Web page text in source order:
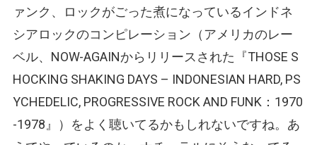
ァンク、ロックがごった煮になっているインドネ
シアロックのコンピレーション（アメリカのレー
ベル、NOW-AGAINからリリースされた『THOSE S
HOCKING SHAKING DAYS – INDONESIAN HARD, PS
YCHEDELIC, PROGRESSIVE ROCK AND FUNK：1970
-1978』）をよく聴いてるかもしれないですね。あ